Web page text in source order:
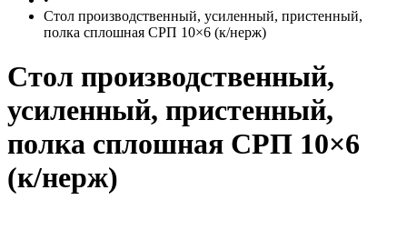
Стол производственный, усиленный, пристенный,
полка сплошная СРП 10×6 (к/нерж)
Стол производственный,
усиленный, пристенный,
полка сплошная СРП 10×6
(к/нерж)